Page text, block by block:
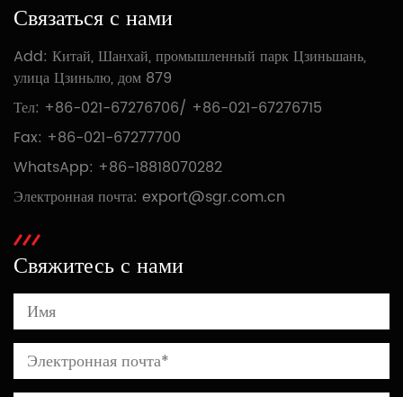
Связаться с нами
Add: Китай, Шанхай, промышленный парк Цзиньшань,
улица Цзиньлю, дом 879
Тел: +86-021-67276706/ +86-021-67276715
Fax: +86-021-67277700
WhatsApp: +86-18818070282
Электронная почта: export@sgr.com.cn
Свяжитесь с нами